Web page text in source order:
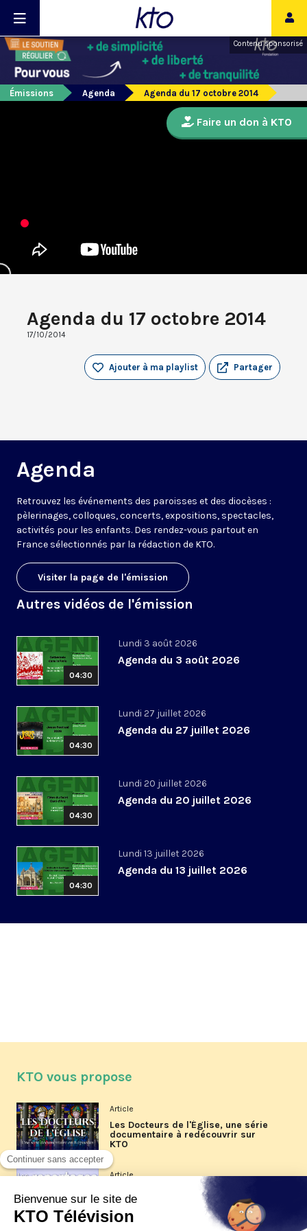
Contenu sponsorisé
Émissions Agenda Agenda du 17 octobre 2014
Agenda du 17 octobre 2014
17/10/2014
Partager
Ajouter à ma playlist
Agenda
Retrouvez les événements des paroisses et des diocèses :
pèlerinages, colloques, concerts, expositions, spectacles,
activités pour les enfants. Des rendez-vous partout en
France sélectionnés par la rédaction de KTO.
Visiter la page de l'émission
Autres vidéos de l'émission
04:30
Lundi 3 août 2026
Agenda du 3 août 2026
04:30
Lundi 27 juillet 2026
Agenda du 27 juillet 2026
04:30
Lundi 20 juillet 2026
Agenda du 20 juillet 2026
04:30
Lundi 13 juillet 2026
Agenda du 13 juillet 2026
Faire un don à KTO
KTO vous propose
Article
Les Docteurs de l'Église, une série
documentaire à redécouvrir sur
KTO
Article
Les reportages d'été 2026 de KTO